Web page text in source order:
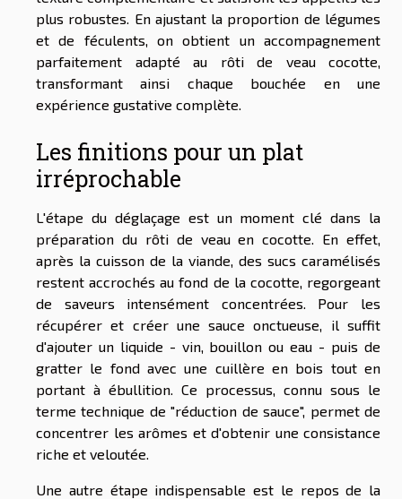
plus robustes. En ajustant la proportion de légumes
et de féculents, on obtient un accompagnement
parfaitement adapté au rôti de veau cocotte,
transformant ainsi chaque bouchée en une
expérience gustative complète.
Les finitions pour un plat
irréprochable
L'étape du déglaçage est un moment clé dans la
préparation du rôti de veau en cocotte. En effet,
après la cuisson de la viande, des sucs caramélisés
restent accrochés au fond de la cocotte, regorgeant
de saveurs intensément concentrées. Pour les
récupérer et créer une sauce onctueuse, il suffit
d'ajouter un liquide - vin, bouillon ou eau - puis de
gratter le fond avec une cuillère en bois tout en
portant à ébullition. Ce processus, connu sous le
terme technique de "réduction de sauce", permet de
concentrer les arômes et d'obtenir une consistance
riche et veloutée.
Une autre étape indispensable est le repos de la